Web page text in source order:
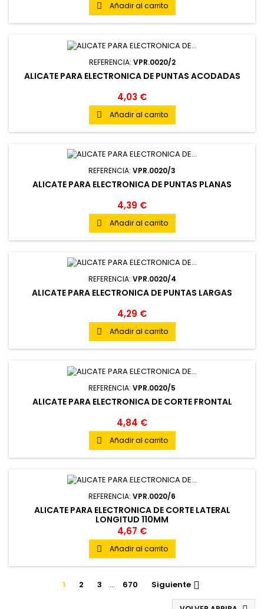
 Añadir al carrito
REFERENCIA: VPR.0020/2
ALICATE PARA ELECTRONICA DE PUNTAS ACODADAS
4,03 €
 Añadir al carrito
REFERENCIA: VPR.0020/3
ALICATE PARA ELECTRONICA DE PUNTAS PLANAS
4,39 €
 Añadir al carrito
REFERENCIA: VPR.0020/4
ALICATE PARA ELECTRONICA DE PUNTAS LARGAS
4,29 €
 Añadir al carrito
REFERENCIA: VPR.0020/5
ALICATE PARA ELECTRONICA DE CORTE FRONTAL
4,84 €
 Añadir al carrito
REFERENCIA: VPR.0020/6
ALICATE PARA ELECTRONICA DE CORTE LATERAL
LONGITUD 110MM
4,67 €
 Añadir al carrito
1 2 3 … 670 Siguiente 